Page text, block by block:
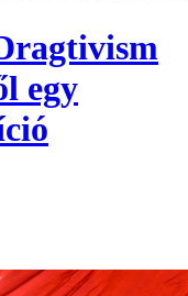
egy